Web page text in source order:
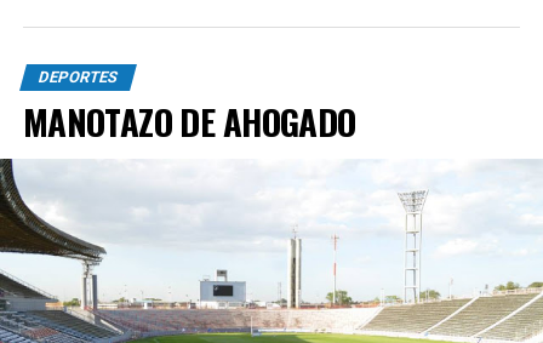
DEPORTES
MANOTAZO DE AHOGADO